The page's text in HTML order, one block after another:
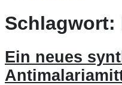
Schlagwort:
Ein neues